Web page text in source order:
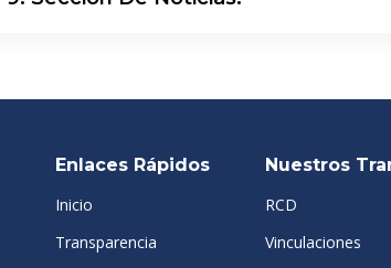
Enlaces Rápidos
Inicio
Transparencia
Nuestros
RCD
Vinculaciones